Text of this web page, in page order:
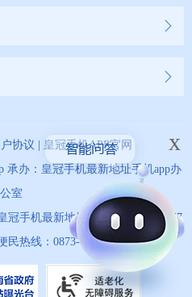
协议
皇冠手机APP官网
承办：皇冠手机最新地址手机app办
公室
冠手机最新地址手机app市天马路67
民热线：0873-12345
x